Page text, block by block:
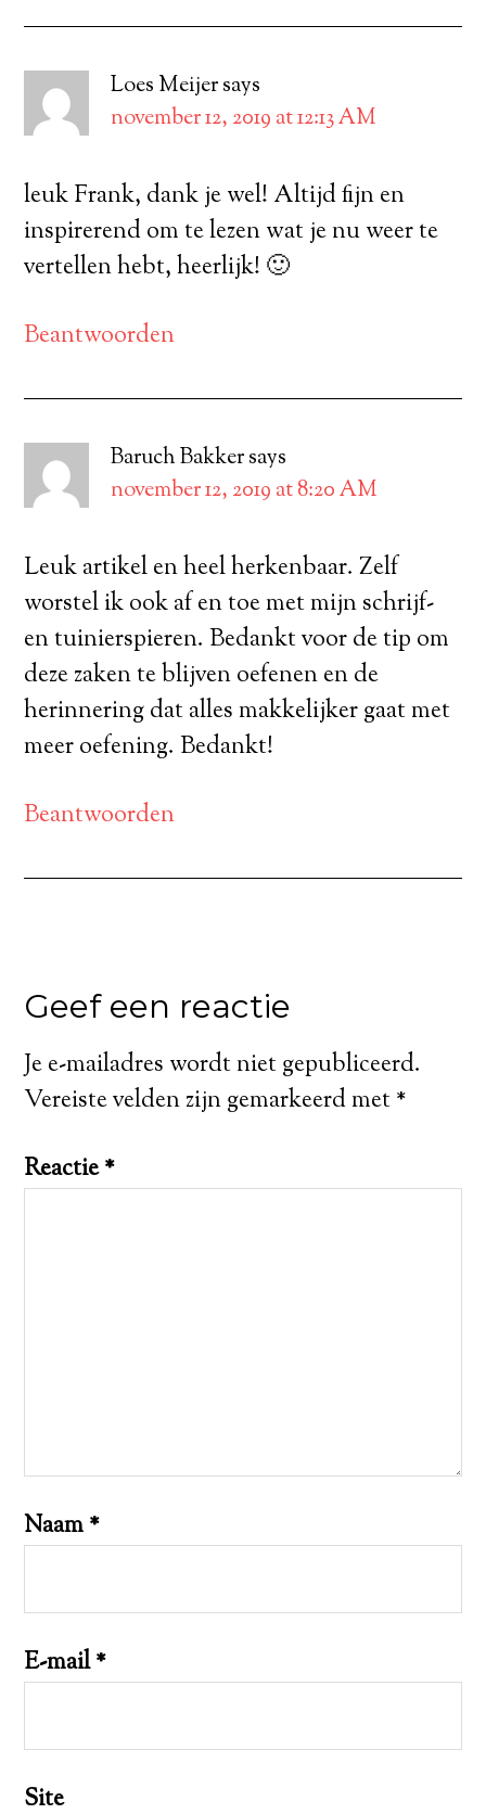
Loes Meijersays
november 12, 2019 at 12:13 AM
leuk Frank, dank je wel! Altijd fijn en
inspirerend om te lezen wat je nu weer te
vertellen hebt, heerlijk! 🙂
Beantwoorden
Baruch Bakkersays
november 12, 2019 at 8:20 AM
Leuk artikel en heel herkenbaar. Zelf
worstel ik ook af en toe met mijn schrijf-
en tuinierspieren. Bedankt voor de tip om
deze zaken te blijven oefenen en de
herinnering dat alles makkelijker gaat met
meer oefening. Bedankt!
Beantwoorden
Geef een reactie
Je e-mailadres wordt niet gepubliceerd.
Vereiste velden zijn gemarkeerd met*
Reactie*
Naam*
E-mail*
Site